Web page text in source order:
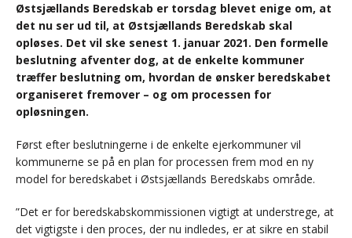
Østsjællands Beredskab er torsdag blevet enige om, at
det nu ser ud til, at Østsjællands Beredskab skal
opløses. Det vil ske senest 1. januar 2021. Den formelle
beslutning afventer dog, at de enkelte kommuner
træffer beslutning om, hvordan de ønsker beredskabet
organiseret fremover – og om processen for
opløsningen.
Først efter beslutningerne i de enkelte ejerkommuner vil
kommunerne se på en plan for processen frem mod en ny
model for beredskabet i Østsjællands Beredskabs område.
”Det er for beredskabskommissionen vigtigt at understrege, at
det vigtigste i den proces, der nu indledes, er at sikre en stabil